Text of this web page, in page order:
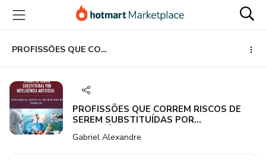
para
conteúdo
principal
para
pagamento
para
rodapé
PROFISSÕES QUE CORREM RISCOS DE SEREM SUBSTITUÍDAS POR INTELIGÊNCIA ARTIFICIAL
PROFISSÕES QUE CORREM RISCOS DE
SEREM SUBSTITUÍDAS POR
Gabriel Alexandre